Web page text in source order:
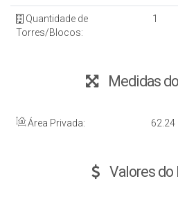
Quantidade de
Torres/Blocos:
1
Medidas
Área Privada: 62.24
Valores do